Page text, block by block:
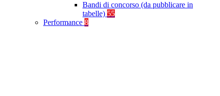
Bandi di concorso (da pubblicare in
tabelle) 55
Performance 8